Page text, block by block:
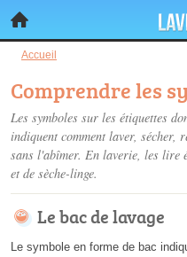
Accueil
Comprendre les
Les symboles sur les étiquettes
indiquent comment laver, sécher,
sans l'abîmer. En laverie, les lire
et de sèche-linge.
Le bac de lavage
Le symbole en forme de bac